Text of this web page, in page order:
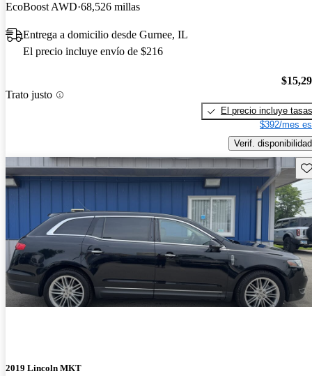
EcoBoost AWD 68,526 millas
Entrega a domicilio desde Gurnee, IL
El precio incluye envío de $216
Trato justo
El precio incluye tasas
$392/mes
Verif. disponibilidad
2019 Lincoln MKT